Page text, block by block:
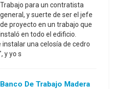
Trabajo para un contratista
general, y suerte de ser el jefe
de proyecto en un trabajo que
en todo el edificio.
una celosía de cedro
y yo s
Banco De Trabajo Madera